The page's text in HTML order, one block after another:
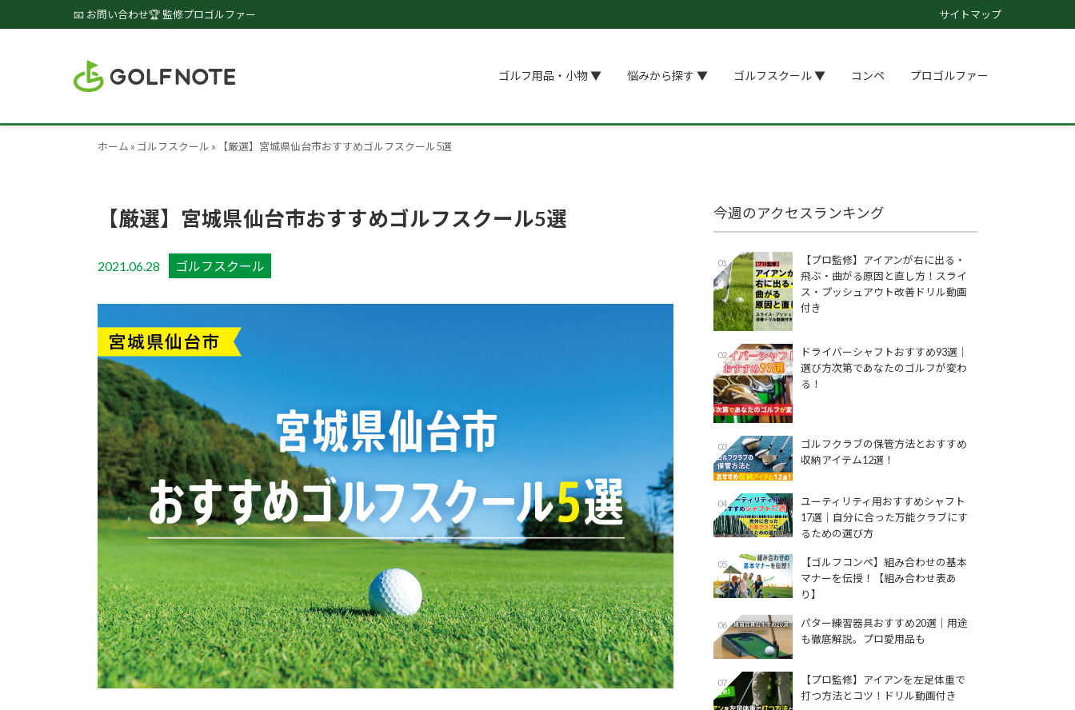
📧 お問い合わせ🏆 監修プロゴルファー サイトマップ
ゴルフ用品・小物 ▼ 悩みから探す ▼ ゴルフスクール ▼ コンペ プロゴルファー
ホーム » ゴルフスクール » 【厳選】宮城県仙台市おすすめゴルフスクール5選
【厳選】宮城県仙台市おすすめゴルフスクール5選
2021.06.28 ゴルフスクール
今週のアクセスランキング
01
【プロ監修】アイアンが右に出る・
飛ぶ・曲がる原因と直し方！スライ
ス・プッシュアウト改善ドリル動画
付き
02
ドライバーシャフトおすすめ93選│
選び方次第であなたのゴルフが変わ
る！
03
ゴルフクラブの保管方法とおすすめ
収納アイテム12選！
04
ユーティリティ用おすすめシャフト
17選│自分に合った万能クラブにす
るための選び方
05
【ゴルフコンペ】組み合わせの基本
マナーを伝授！【組み合わせ表あ
り】
06
パター練習器具おすすめ20選｜用途
も徹底解説。プロ愛用品も
07
【プロ監修】アイアンを左足体重で
打つ方法とコツ！ドリル動画付き